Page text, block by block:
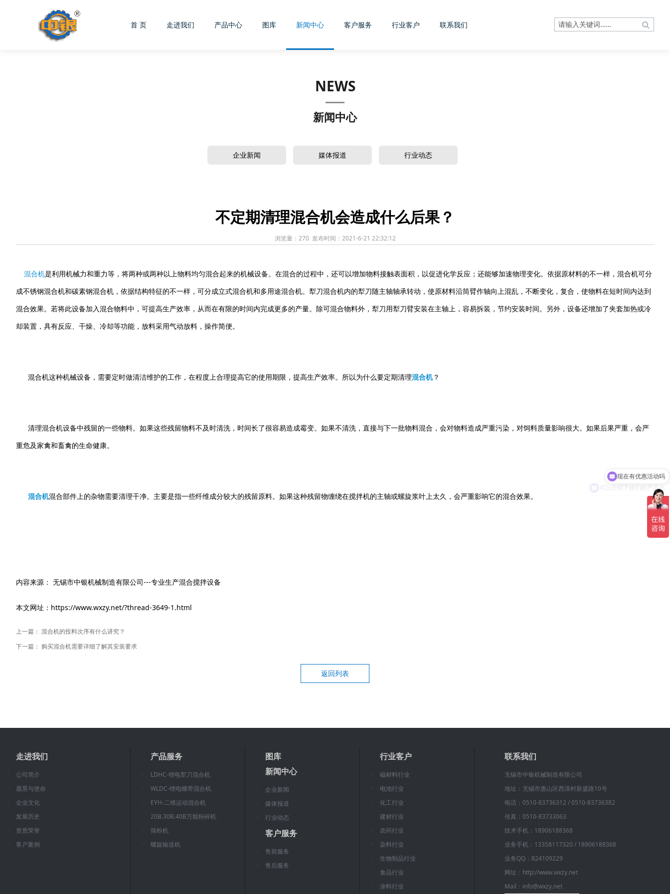
首 页 走进我们 产品中心 图库 新闻中心 客户服务 行业客户 联系我们
NEWS
新闻中心
企业新闻 媒体报道 行业动态
不定期清理混合机会造成什么后果？
浏览量： 270 发布时间：2021-6-21 22:32:12
混合机是利用机械力和重力等，将两种或两种以上物料均匀混合起来的机械设备。在混合的过程中，还可以增加物料接触表面积，以促进化学反应；还能够加速物理变化。依据原材料的不一样，混合机可分
成不锈钢混合机和碳素钢混合机，依据结构特征的不一样，可分成立式混合机和多用途混合机。犁刀混合机内的犁刀随主轴轴承转动，使原材料沿筒臂作轴向上混乱，不断变化，复合，使物料在短时间内达到
混合效果。若将此设备加入混合物料中，可提高生产效率，从而在有限的时间内完成更多的产量。除可混合物料外，犁刀用犁刀臂安装在主轴上，容易拆装，节约安装时间。另外，设备还增加了夹套加热或冷
却装置，具有反应、干燥、冷却等功能，放料采用气动放料，操作简便。
混合机这种机械设备，需要定时做清洁维护的工作，在程度上合理提高它的使用期限，提高生产效率。所以为什么要定期清理混合机？
清理混合机设备中残留的一些物料。如果这些残留物料不及时清洗，时间长了很容易造成霉变。如果不清洗，直接与下一批物料混合，会对物料造成严重污染，对饲料质量影响很大。如果后果严重，会严
重危及家禽和畜禽的生命健康。
混合机混合部件上的杂物需要清理干净。主要是指一些纤维成分较大的残留原料。如果这种残留物缠绕在搅拌机的主轴或螺旋浆叶上太久，会严重影响它的混合效果。
内容来源： 无锡市中银机械制造有限公司---专业生产混合搅拌设备
本文网址：https://www.wxzy.net/?thread-3649-1.html
上一篇： 混合机的投料次序有什么讲究？
下一篇： 购买混合机需要详细了解其安装要求
返回列表
走进我们
公司简介
愿景与使命
企业文化
发展历史
资质荣誉
客户案例
产品服务
LDHC-锂电犁刀混合机
WLDC-锂电螺带混合机
EYH-二维运动混合机
20B.30B.40B万能粉碎机
筛粉机
螺旋输送机
图库
新闻中心
企业新闻
媒体报道
行业动态
客户服务
售前服务
售后服务
行业客户
磁材料行业
电池行业
化工行业
建材行业
农药行业
染料行业
生物制品行业
食品行业
涂料行业
联系我们
无锡市中银机械制造有限公司
地址：无锡市惠山区西漳村新盛路10号
电话：0510-83736312 / 0510-83736382
传真：0510-83733063
技术手机：18906188368
业务手机：13358117320 / 18906188368
业务QQ：824109229
网址：http://www.wxzy.net
Mail：info@wxzy.net
可以介绍下你们的产品么